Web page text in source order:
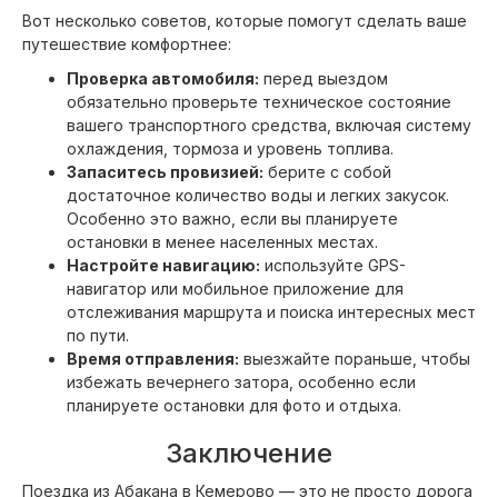
Вот несколько советов, которые помогут сделать ваше
путешествие комфортнее:
Проверка автомобиля: перед выездом
обязательно проверьте техническое состояние
вашего транспортного средства, включая систему
охлаждения, тормоза и уровень топлива.
Запаситесь провизией: берите с собой
достаточное количество воды и легких закусок.
Особенно это важно, если вы планируете
остановки в менее населенных местах.
Настройте навигацию: используйте GPS-
навигатор или мобильное приложение для
отслеживания маршрута и поиска интересных мест
по пути.
Время отправления: выезжайте пораньше, чтобы
избежать вечернего затора, особенно если
планируете остановки для фото и отдыха.
Заключение
Поездка из Абакана в Кемерово — это не просто дорога